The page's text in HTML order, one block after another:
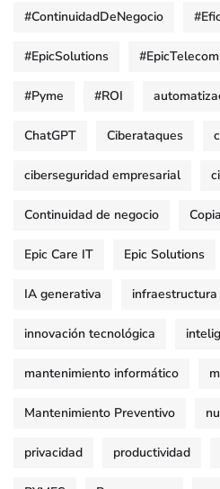
#ContinuidadDeNegocio
#EpicSolutions #EpicTelecom
#Pyme #ROI
ChatGPT Ciberataques
ciberseguridad empresarial
Continuidad de negocio
Epic Care IT Epic Solutions
IA generativa infraestructura
innovación tecnológica
mantenimiento informático
Mantenimiento Preventivo
privacidad productividad